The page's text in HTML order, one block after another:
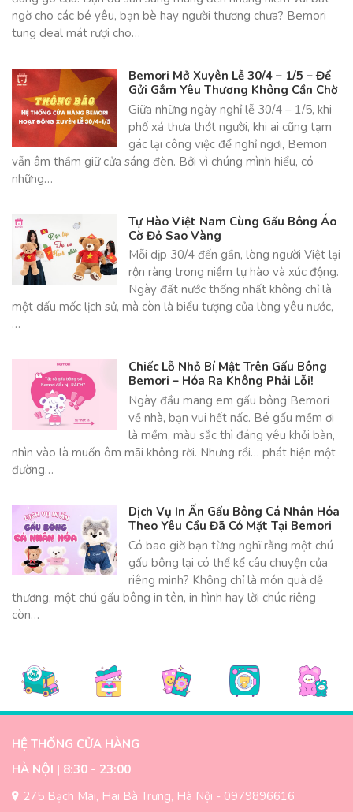
ngờ cho các bé yêu, bạn bè hay người thương chưa? Bemori
tung deal mát rượi cho…
Bemori Mở Xuyên Lễ 30/4 – 1/5 – Để
Gửi Gắm Yêu Thương Không Cần Chờ
Giữa những ngày nghỉ lễ 30/4 – 1/5, khi
phố xá thưa thớt người, khi ai cũng tạm
gác lại công việc để nghỉ ngơi, Bemori
vẫn âm thầm giữ cửa sáng đèn. Bởi vì chúng mình hiểu, có
những…
Tự Hào Việt Nam Cùng Gấu Bông Áo
Cờ Đỏ Sao Vàng
Mỗi dịp 30/4 đến gần, lòng người Việt lại
rộn ràng trong niềm tự hào và xúc động.
Ngày đất nước thống nhất không chỉ là
một dấu mốc lịch sử, mà còn là biểu tượng của lòng yêu nước,
…
Chiếc Lỗ Nhỏ Bí Mật Trên Gấu Bông
Bemori – Hóa Ra Không Phải Lỗi!
Ngày đầu mang em gấu bông Bemori
về nhà, bạn vui hết nấc. Bé gấu mềm ơi
là mềm, màu sắc thì đáng yêu khỏi bàn,
nhìn vào là muốn ôm mãi không rời. Nhưng rồi… phát hiện một
đường…
Dịch Vụ In Ấn Gấu Bông Cá Nhân Hóa
Theo Yêu Cầu Đã Có Mặt Tại Bemori
Có bao giờ bạn từng nghĩ rằng một chú
gấu bông lại có thể kể câu chuyện của
riêng mình? Không chỉ là món quà dễ
thương, một chú gấu bông in tên, in hình hay lời chúc riêng
còn…
HỆ THỐNG CỬA HÀNG
HÀ NỘI | 8:30 - 23:00
275 Bạch Mai, Hai Bà Trưng, Hà Nội - 0979896616